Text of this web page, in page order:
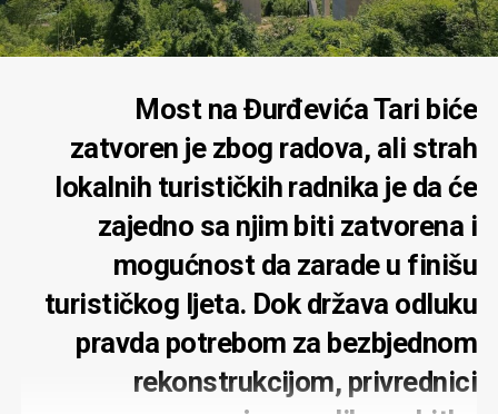
Most na Đurđevića Tari biće
zatvoren je zbog radova, ali strah
lokalnih turističkih radnika je da će
zajedno sa njim biti zatvorena i
mogućnost da zarade u finišu
turističkog ljeta. Dok država odluku
pravda potrebom za bezbjednom
rekonstrukcijom, privrednici